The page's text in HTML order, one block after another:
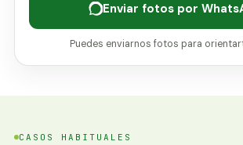
Enviar fotos por
Puedes enviarnos fotos para
CASOS HABITUALES